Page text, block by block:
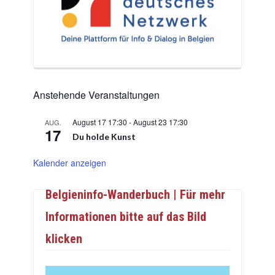
Anstehende Veranstaltungen
AUG.
17
August 17 17:30 -August 23 17:30
Du holde Kunst
Kalender anzeigen
Belgieninfo-Wanderbuch | Für mehr
Informationen bitte auf das Bild
klicken